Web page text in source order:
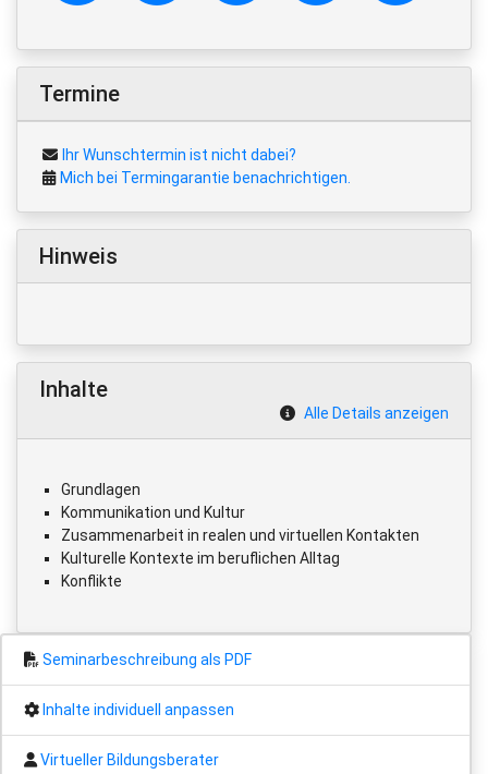
Termine
Ihr Wunschtermin ist nicht dabei?
Mich bei Termingarantie benachrichtigen.
Hinweis
Inhalte
Alle Details anzeigen
Grundlagen
Kommunikation und Kultur
Zusammenarbeit in realen und virtuellen Kontakten
Kulturelle Kontexte im beruflichen Alltag
Konflikte
Seminarbeschreibung als PDF
Inhalte individuell anpassen
Virtueller Bildungsberater